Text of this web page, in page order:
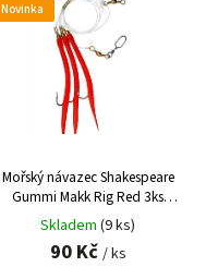
Novinka
Mořský návazec Shakespeare
Gummi Makk Rig Red 3ks
0,70mm 5/0
Skladem (9 ks)
90 Kč / ks